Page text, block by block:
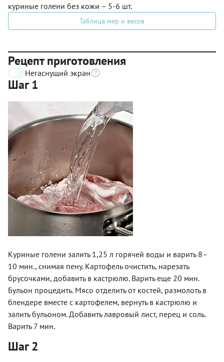
куриные голени без кожи – 5-6 шт.
Таблица мер и весов
Рецепт приготовления
Негаснущий экран
Шаг 1
Куриные голени залить 1,25 л горячей воды и варить 8–
10 мин., снимая пену. Картофель очистить, нарезать
брусочками, добавить в кастрюлю. Варить еще 20 мин.
Бульон процедить. Мясо отделить от костей, размолоть в
блендере вместе с картофелем, вернуть в кастрюлю и
залить бульоном. Добавить лавровый лист, перец и соль.
Варить 7 мин.
Шаг 2